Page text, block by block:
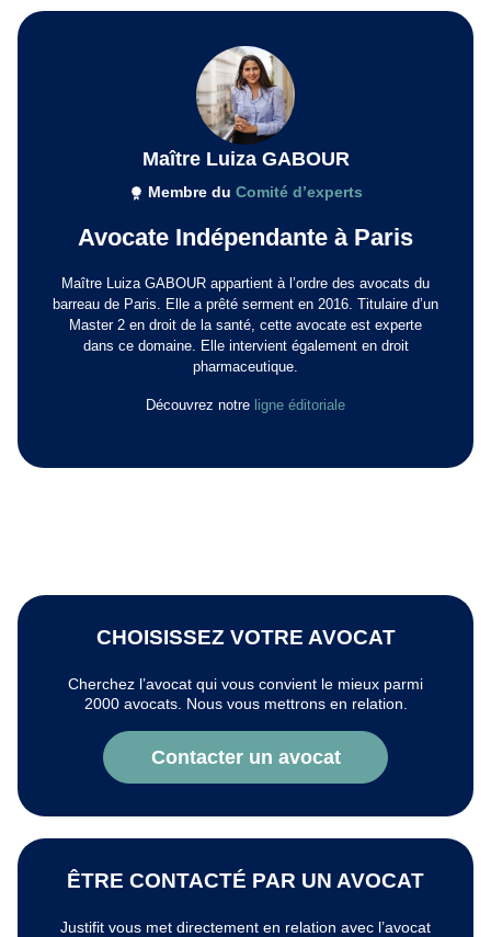
Maître Luiza GABOUR
Membre du Comité d’experts
Avocate Indépendante à Paris
Maître Luiza GABOUR appartient à l’ordre des avocats du
barreau de Paris. Elle a prêté serment en 2016. Titulaire d’un
Master 2 en droit de la santé, cette avocate est experte
dans ce domaine. Elle intervient également en droit
pharmaceutique.
Découvrez notre ligne éditoriale
CHOISISSEZ VOTRE AVOCAT
Cherchez l’avocat qui vous convient le mieux parmi
2000 avocats. Nous vous mettrons en relation.
Contacter un avocat
ÊTRE CONTACTÉ PAR UN AVOCAT
Justifit vous met directement en relation avec l’avocat